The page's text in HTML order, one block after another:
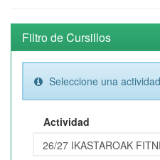
Filtro de Cursillos
Seleccione una actividad
Actividad